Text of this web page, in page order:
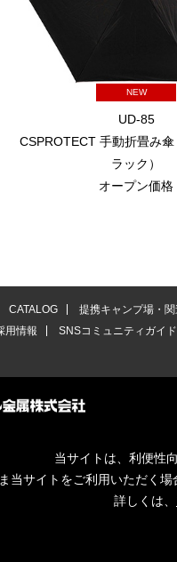
NEW
UD-85
CSPROTECT 手動折畳み
ラック）
オープン価格
CATALOG 提携キャンプ場・関
用情報 SNSコミュニティガイ
当サイトは、利便性
当サイトをご利用いただく
詳しくは、